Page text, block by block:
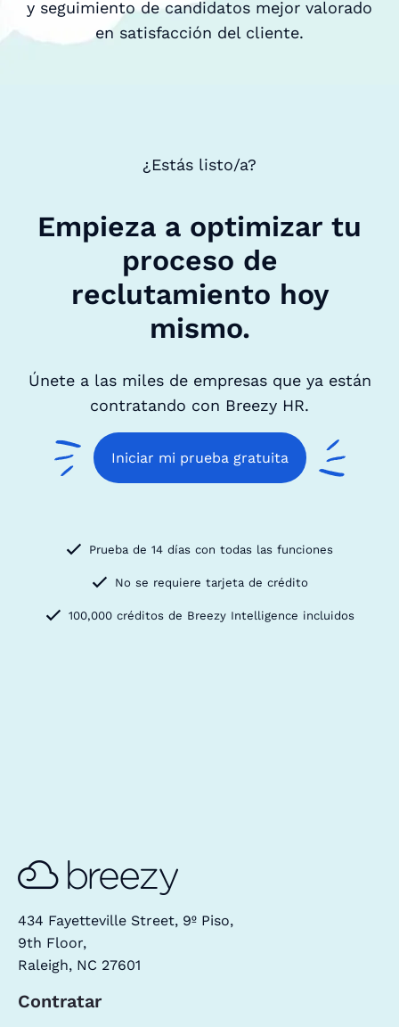
y seguimiento de candidatos mejor valorado
en satisfacción del cliente.
¿Estás listo/a?
Empieza a optimizar tu
proceso de
reclutamiento hoy
mismo.
Únete a las miles de empresas que ya están
contratando con Breezy HR.
Iniciar mi prueba gratuita
Prueba de 14 días con todas las funciones
No se requiere tarjeta de crédito
100,000 créditos de Breezy Intelligence incluidos
434 Fayetteville Street, 9º Piso,
9th Floor,
Raleigh, NC 27601
Contratar